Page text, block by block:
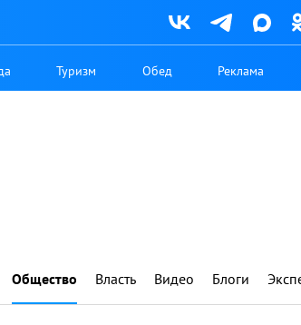
Туризм Обед Реклама
Общество Власть Видео Блоги